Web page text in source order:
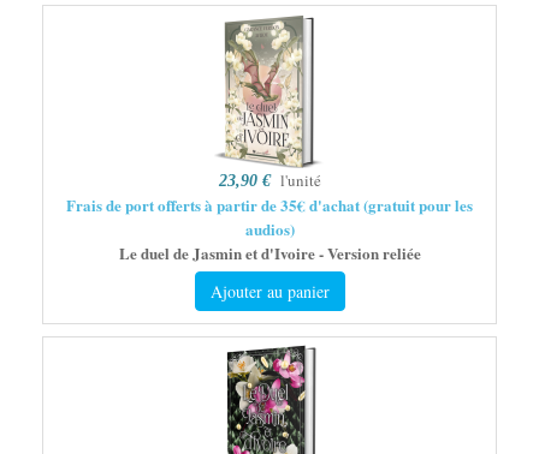
23,90 € l'unité
Frais de port offerts à partir de 35€ d'achat (gratuit pour les
audios)
Le duel de Jasmin et d'Ivoire - Version reliée
Ajouter au panier